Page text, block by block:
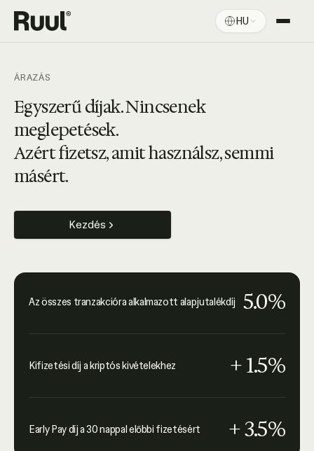
Ruul kezdőlap HU
Árazás
Források
ÁRAZÁS
Egyszerű díjak. Nincsenek
meglepetések.
Azért fizetsz, amit használsz, semmi
másért.
Kezdés
Az összes tranzakcióra alkalmazott alapjutalékdíj 5.0%
Kifizetési díj a kriptós kivételekhez + 1.5%
Early Pay díj a 30 nappal előbbi fizetésért + 3.5%